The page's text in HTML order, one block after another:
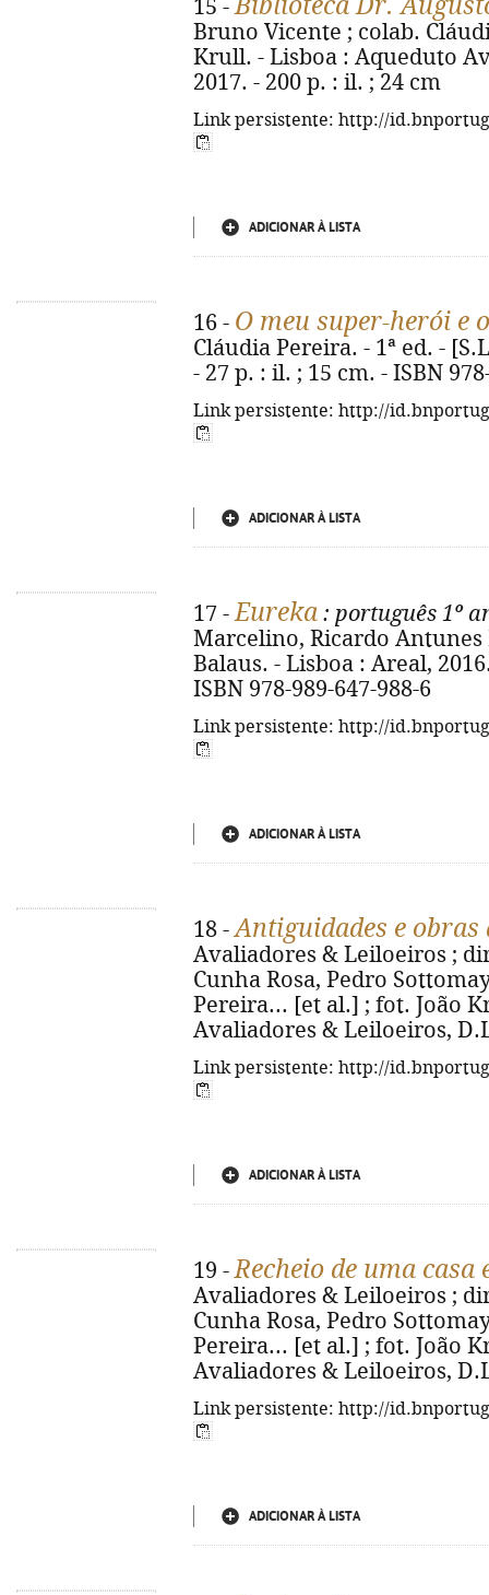
15 -
Bruno Vicente ; colab.
Krull. - Lisboa : Aqueduto
2017. - 200 p. : il. ; 24 cm
Link persistente: http://
ADICIONAR À LISTA
16 - O meu super-herói e
Cláudia Pereira. - 1ª ed. -
- 27 p. : il. ; 15 cm. - ISBN
Link persistente: http://
ADICIONAR À LISTA
17 -Eureka : português 1º
Marcelino, Ricardo
Balaus. - Lisboa : Areal,
ISBN 978-989-647-988-6
Link persistente: http://
ADICIONAR À LISTA
18 -Antiguidades e obras
Avaliadores & Leiloeiros ;
Cunha Rosa, Pedro
Pereira... [et al.] ; fot. João
Avaliadores & Leiloeiros,
Link persistente: http://
ADICIONAR À LISTA
19 -Recheio de uma casa
Avaliadores & Leiloeiros ;
Cunha Rosa, Pedro
Pereira... [et al.] ; fot. João
Avaliadores & Leiloeiros,
Link persistente: http://
ADICIONAR À LISTA